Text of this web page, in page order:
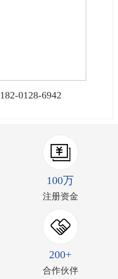
182-0128-6942
100万
注册资金
200+
合作伙伴